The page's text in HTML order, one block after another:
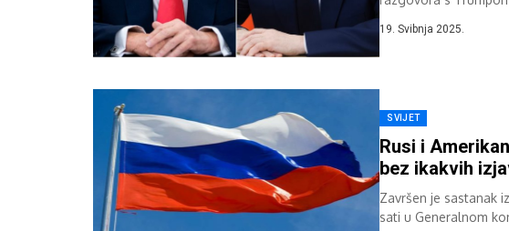
19. Svibnja 2025.
SVIJET
Rusi i
bez ikakvih
Završen je sastanak
sati u Generalnom